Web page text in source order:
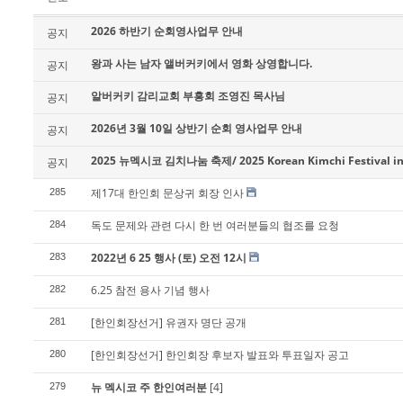
공지 2026 하반기 순회영사업무 안내
공지 왕과 사는 남자 앨버커키에서 영화 상영합니다.
공지 알버커키 감리교회 부흥회 조영진 목사님
공지 2026년 3월 10일 상반기 순회 영사업무 안내
공지 2025 뉴멕시코 김치나눔 축제/ 2025 Korean Kimchi Festival
285 제17대 한인회 문상귀 회장 인사
284 독도 문제와 관련 다시 한 번 여러분들의 협조를 요청
283 2022년 6 25 행사 (토) 오전 12시
282 6.25 참전 용사 기념 행사
281 [한인회장선거] 유권자 명단 공개
280 [한인회장선거] 한인회장 후보자 발표와 투표일자 공고
279 뉴 멕시코 주 한인여러분 [4]